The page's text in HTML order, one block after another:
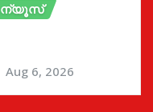
ന്യൂസ്
Aug 6, 2026